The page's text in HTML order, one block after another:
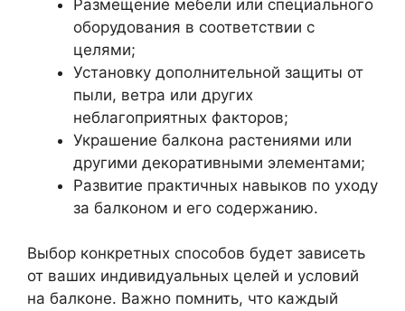
Размещение мебели или специального
оборудования в соответствии с
целями;
Установку дополнительной защиты от
пыли, ветра или других
неблагоприятных факторов;
Украшение балкона растениями или
другими декоративными элементами;
Развитие практичных навыков по уходу
за балконом и его содержанию.
Выбор конкретных способов будет зависеть
от ваших индивидуальных целей и условий
на балконе. Важно помнить, что каждый